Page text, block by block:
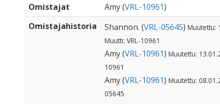
Omistajat
Amy (VRL-10961)
Omistajahistoria
Shannon. (VRL-05645) Muutettu:
Muutti: VRL-10961
Amy (VRL-10961) Muutettu:
10961
Amy (VRL-10961) Muutettu:
05645